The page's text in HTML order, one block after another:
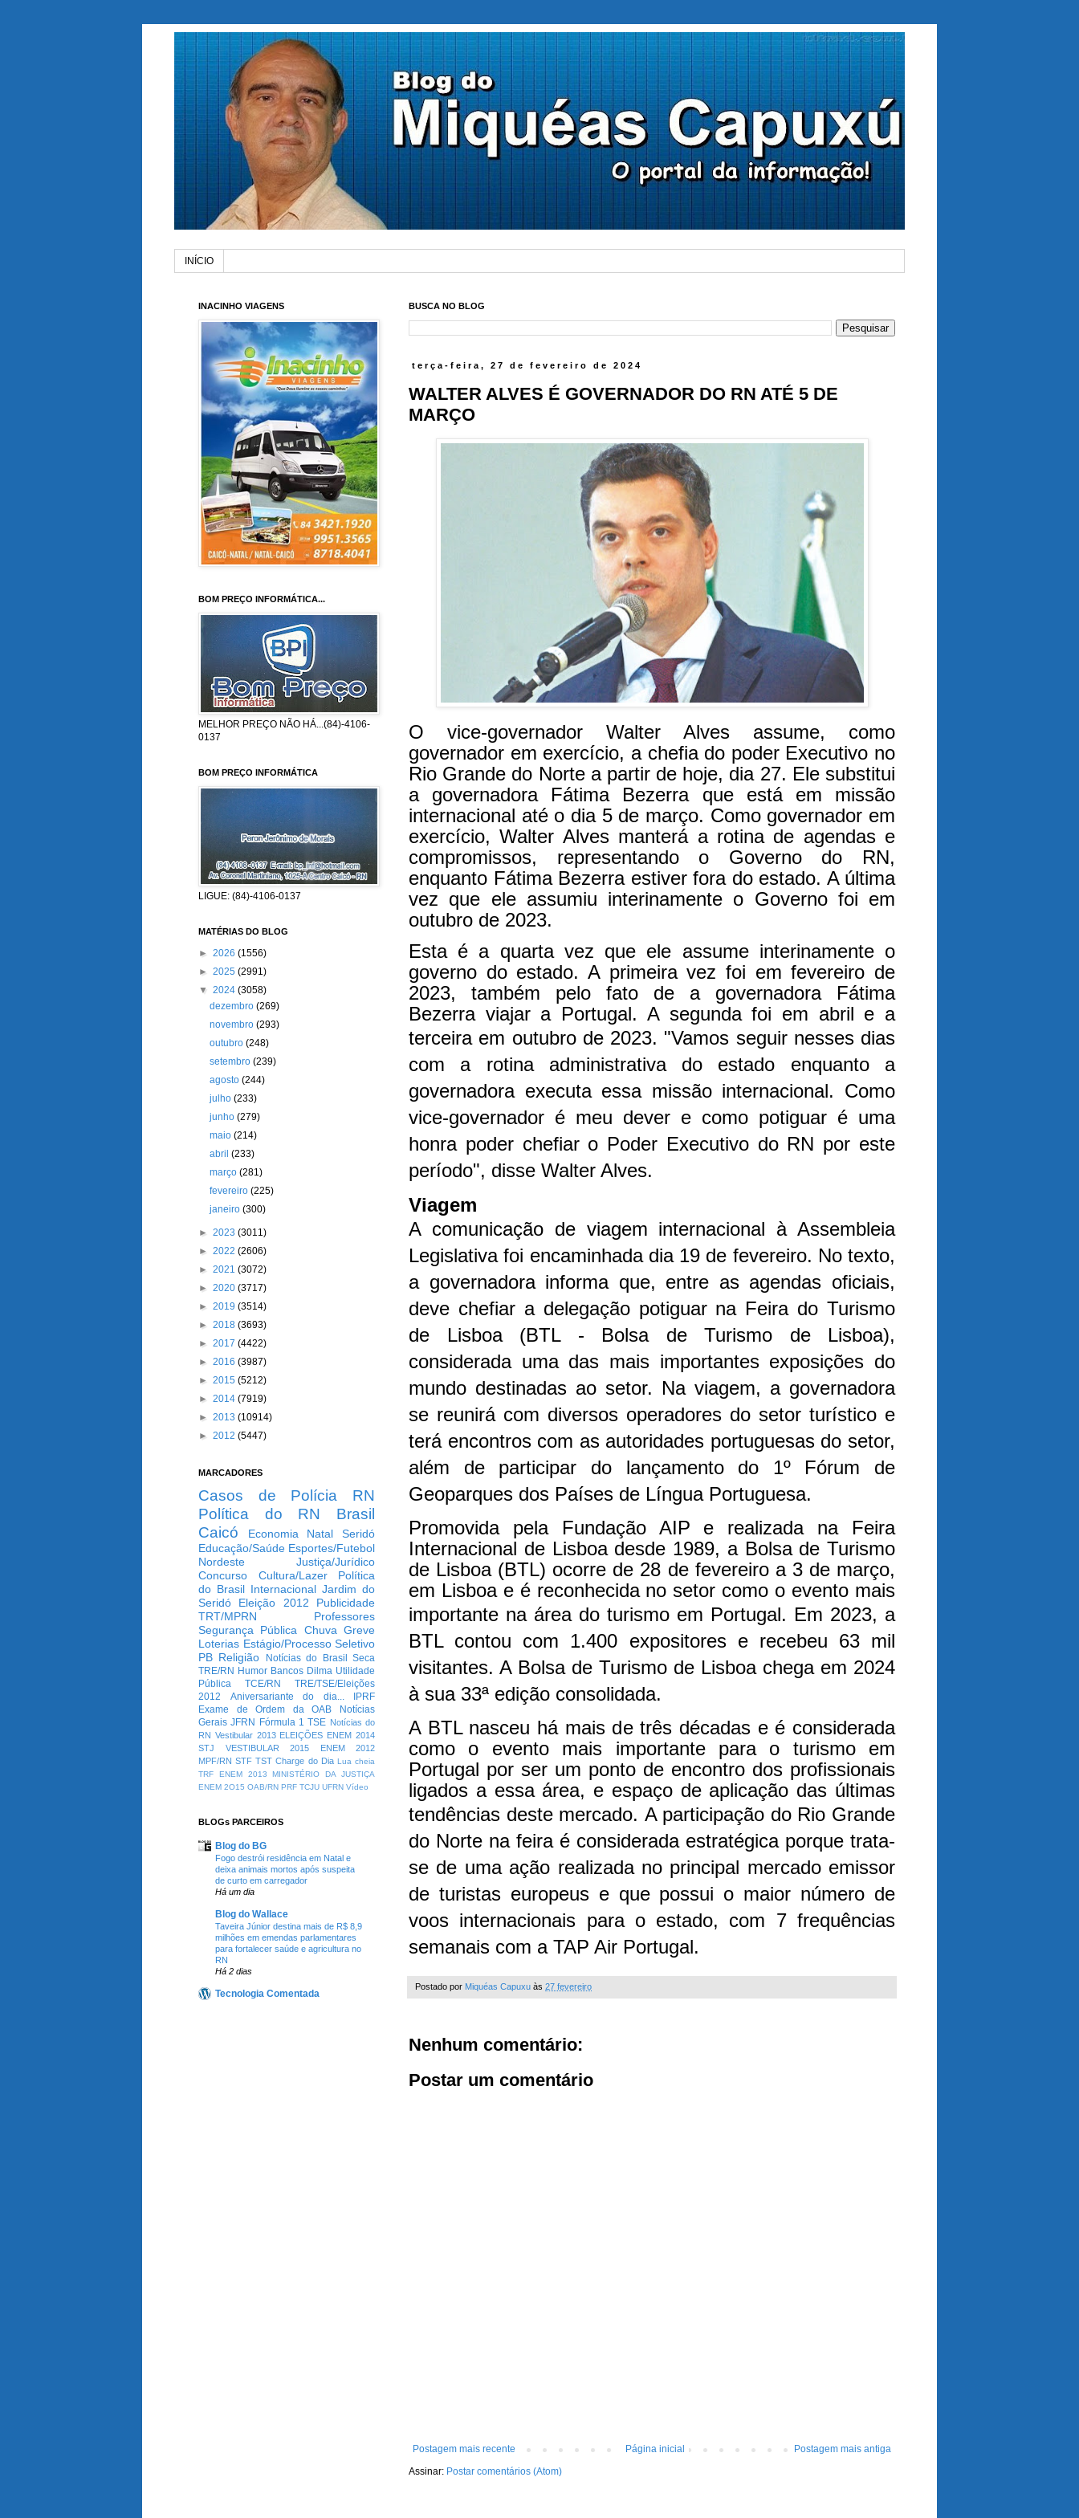
INÍCIO
BUSCA NO BLOG
terça-feira, 27 de fevereiro de 2024
WALTER ALVES É GOVERNADOR DO RN ATÉ 5 DE
MARÇO
O vice-governador Walter Alves assume, como
governador em exercício, a chefia do poder Executivo no
Rio Grande do Norte a partir de hoje, dia 27. Ele substitui
a governadora Fátima Bezerra que está em missão
internacional até o dia 5 de março. Como governador em
exercício, Walter Alves manterá a rotina de agendas e
compromissos, representando o Governo do RN,
enquanto Fátima Bezerra estiver fora do estado. A última
vez que ele assumiu interinamente o Governo foi em
outubro de 2023.
Esta é a quarta vez que ele assume interinamente o
governo do estado. A primeira vez foi em fevereiro de
2023, também pelo fato de a governadora Fátima
Bezerra viajar a Portugal. A segunda foi em abril e a
terceira em outubro de 2023. "Vamos seguir nesses dias
com a rotina administrativa do estado enquanto a
governadora executa essa missão internacional. Como
vice-governador é meu dever e como potiguar é uma
honra poder chefiar o Poder Executivo do RN por este
período", disse Walter Alves.
Viagem
A comunicação de viagem internacional à Assembleia
Legislativa foi encaminhada dia 19 de fevereiro. No texto,
a governadora informa que, entre as agendas oficiais,
deve chefiar a delegação potiguar na Feira do Turismo
de Lisboa (BTL - Bolsa de Turismo de Lisboa),
considerada uma das mais importantes exposições do
mundo destinadas ao setor. Na viagem, a governadora
se reunirá com diversos operadores do setor turístico e
terá encontros com as autoridades portuguesas do setor,
além de participar do lançamento do 1º Fórum de
Geoparques dos Países de Língua Portuguesa.
Promovida pela Fundação AIP e realizada na Feira
Internacional de Lisboa desde 1989, a Bolsa de Turismo
de Lisboa (BTL) ocorre de 28 de fevereiro a 3 de março,
em Lisboa e é reconhecida no setor como o evento mais
importante na área do turismo em Portugal. Em 2023, a
BTL contou com 1.400 expositores e recebeu 63 mil
visitantes. A Bolsa de Turismo de Lisboa chega em 2024
à sua 33ª edição consolidada.
A BTL nasceu há mais de três décadas e é considerada
como o evento mais importante para o turismo em
Portugal por ser um ponto de encontro dos profissionais
ligados a essa área, e espaço de aplicação das últimas
tendências deste mercado. A participação do Rio Grande
do Norte na feira é considerada estratégica porque trata-
se de uma ação realizada no principal mercado emissor
de turistas europeus e que possui o maior número de
voos internacionais para o estado, com 7 frequências
semanais com a TAP Air Portugal.
Postado por Miquéas Capuxu às 27 fevereiro
Nenhum comentário:
Postar um comentário
Postagem mais recente Postagem mais antiga
Página inicial
Assinar: Postar comentários (Atom)
INACINHO VIAGENS
BOM PREÇO INFORMÁTICA...
MELHOR PREÇO NÃO HÁ...(84)-4106-
0137
BOM PREÇO INFORMÁTICA
LIGUE: (84)-4106-0137
MATÉRIAS DO BLOG
► 2026 (1556)
► 2025 (2991)
▼ 2024 (3058)
dezembro(269)
novembro(293)
outubro(248)
setembro(239)
agosto(244)
julho(233)
junho(279)
maio(214)
abril(233)
março(281)
fevereiro(225)
janeiro(300)
► 2023 (3011)
► 2022 (2606)
► 2021 (3072)
► 2020 (3717)
► 2019 (3514)
► 2018 (3693)
► 2017 (4422)
► 2016 (3987)
► 2015 (5212)
► 2014 (7919)
► 2013 (10914)
► 2012 (5447)
MARCADORES
Casos de Polícia
RN
Política do RN
Brasil
Caicó
Economia Natal
Seridó
Educação/Saúde Esportes/Futebol
Nordeste
Justiça/Jurídico
Concurso
Cultura/Lazer
Política
do Brasil Internacional Jardim do
Seridó
Eleição 2012
Publicidade
TRT/MPRN
Professores
Segurança Pública Chuva Greve
Loterias Estágio/Processo Seletivo
PB Religião Notícias do Brasil
Seca
TRE/RN Humor Bancos Dilma Utilidade
Pública
TCE/RN
TRE/TSE/Eleições
2012
Aniversariante do dia...
IPRF
Exame de Ordem da OAB
Notícias
Gerais JFRN Fórmula 1 TSE Notícias do
RN Vestibular 2013 ELEIÇÕES ENEM 2014
STJ
VESTIBULAR 2015
ENEM 2012
MPF/RN STF TST Charge do Dia Lua cheia
TRF
ENEM 2013
MINISTÉRIO DA JUSTIÇA
ENEM 2O15 OAB/RN PRF TCJU UFRN Vídeo
BLOGs PARCEIROS
Blog do BG
Fogo destrói residência em Natal e
deixa animais mortos após suspeita
de curto em carregador
Há um dia
Blog do Wallace
Taveira Júnior destina mais de R$ 8,9
milhões em emendas parlamentares
para fortalecer saúde e agricultura no
RN
Há 2 dias
Tecnologia Comentada